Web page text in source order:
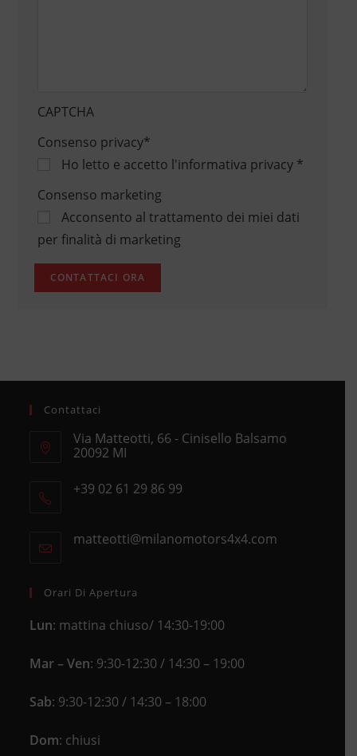
CAPTCHA
Consenso privacy*
Ho letto e accetto l'informativa privacy*
Consenso marketing
Acconsento al trattamento dei miei dati
per finalità di marketing
Contattaci
Via Matteotti, 66 - Cinisello Balsamo
20092 MI
in
+39 02 61 29 86 99
your
matteotti@milanomotors4x4.comOpens
Orari Di Apertura
Lun: mattina chiuso/ 14:30-19:00
Mar – Ven: 9:30-12:30 / 14:30 – 19:00
Sab: 9:30-12:30 / 14:30 – 18:00
Dom: chiusi